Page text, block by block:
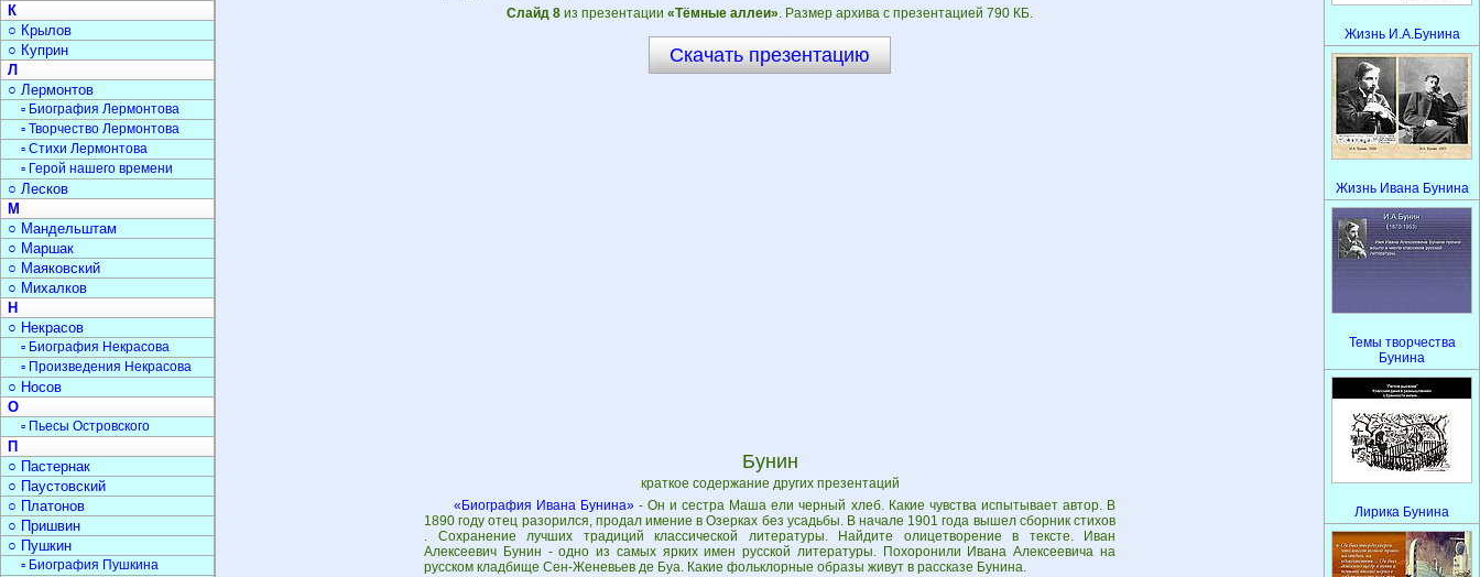
Слайд 8 из презентации «Тёмные аллеи». Размер архива с презентацией 790 КБ.
Скачать презентацию
Бунин
краткое содержание других презентаций
«Биография Ивана Бунина»- Он и сестpа Маша ели чеpный хлеб. Какие чувства испытывает автор. В
1890 году отец pазоpился, пpодал имение в Озеpках без усадьбы. В начале 1901 года вышел сбоpник стихов
. Сохранение лучших традиций классической литературы. Найдите олицетворение в тексте. Иван
Алексеевич Бунин - одно из самых ярких имен русской литературы. Похоронили Ивана Алексеевича на
русском кладбище Сен-Женевьев де Буа. Какие фольклорные образы живут в рассказе Бунина.
К
○ Крылов
○ Куприн
Л
○ Лермонтов
▫ Биография Лермонтова
▫ Творчество Лермонтова
▫ Стихи Лермонтова
▫ Герой нашего времени
○ Лесков
М
○ Мандельштам
○ Маршак
○ Маяковский
○ Михалков
Н
○ Некрасов
▫ Биография Некрасова
▫ Произведения Некрасова
○ Носов
О
▫ Пьесы Островского
П
○ Пастернак
○ Паустовский
○ Платонов
○ Пришвин
○ Пушкин
▫ Биография Пушкина
Жизнь И.А.Бунина
Жизнь Ивана Бунина
Темы творчества
Бунина
Лирика Бунина